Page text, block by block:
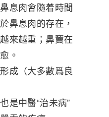
息肉會隨着時間
鼻息肉的存在，
來越重；鼻竇在
。
成（大多數爲良
是中醫“治未病”